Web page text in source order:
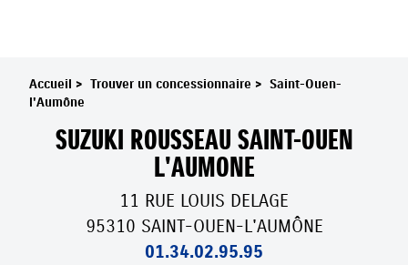
Accueil > Trouver un concessionnaire > Saint-Ouen-
l'Aumône
SUZUKI ROUSSEAU SAINT-OUEN
L'AUMONE
11 RUE LOUIS DELAGE
95310 SAINT-OUEN-L'AUMÔNE
01.34.02.95.95